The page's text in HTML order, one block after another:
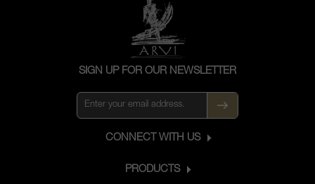
SIGN UP FOR OUR NEWSLETTER
CONNECT WITH US
PRODUCTS